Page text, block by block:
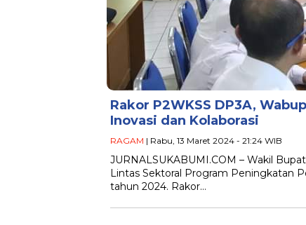
Rakor P2WKSS DP3A,
Inovasi dan Kolaborasi
RAGAM | Rabu, 13 Maret 2024 - 21:24 WIB
JURNALSUKABUMI.COM – Wakil
Lintas Sektoral Program Peningkatan
tahun 2024. Rakor…